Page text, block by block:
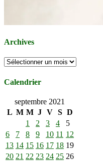
Archives
Archives
Calendrier
septembre 2021
L M M J V S D
1
2 3 4
5
6
7 8 9 10 11 12
13 14 15 16 17 18 19
20 21 22 23 24 25 26